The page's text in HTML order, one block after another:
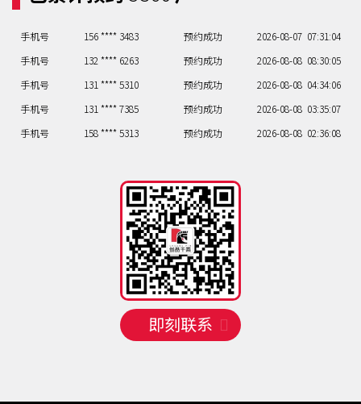
手机号
132 **** 6263 预约成功 2026-08-08 08:30:05
手机号
131 **** 5310 预约成功 2026-08-08 04:34:06
手机号
131 **** 7385 预约成功 2026-08-08 03:35:07
手机号
158 **** 5313 预约成功 2026-08-08 02:36:08
手机号
130 **** 3606 预约成功 2026-08-08 05:33:09
133 **** 1461 预约成功
135 **** 2424 预约成功
156 **** 3483 预约成功
132 **** 6263 预约成功
131 **** 5310 预约成功
131 **** 7385 预约成功
158 **** 5313 预约成功
即刻联系